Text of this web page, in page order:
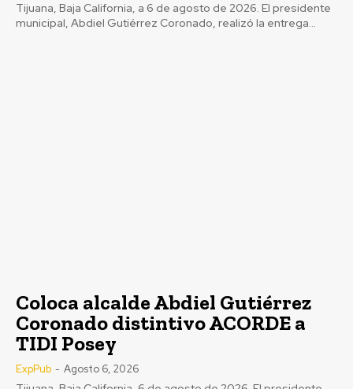
Tijuana, Baja California, a 6 de agosto de 2026. El presidente
municipal, Abdiel Gutiérrez Coronado, realizó la entrega...
Coloca alcalde Abdiel Gutiérrez
Coronado distintivo ACORDE a
TIDI Posey
ExpPub - Agosto 6, 2026